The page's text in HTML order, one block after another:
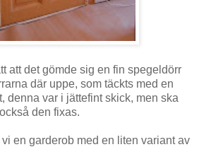
att det gömde sig en fin spegeldörr
där uppe, som täckts med en
denna var i jättefint skick, men ska
också den fixas.
en garderob med en liten variant av